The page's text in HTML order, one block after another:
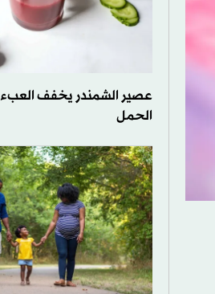
عصير الشمندر يخفف العبء
الحمل